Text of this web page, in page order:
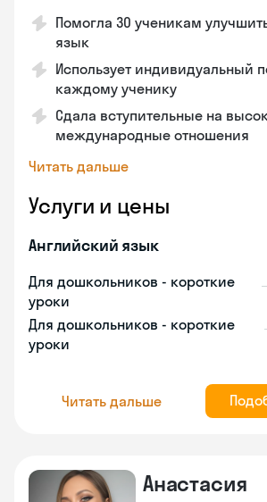
Помогла 30 ученикам
язык
Использует индивидуальный
каждому ученику
Сдала вступительные на
международные отношения
Читать дальше
Услуги и цены
Английский язык
Для дошкольников - короткие
уроки
Для дошкольников - короткие
уроки
Читать дальше
Анастасия